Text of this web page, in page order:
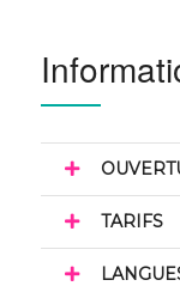
TARIFS